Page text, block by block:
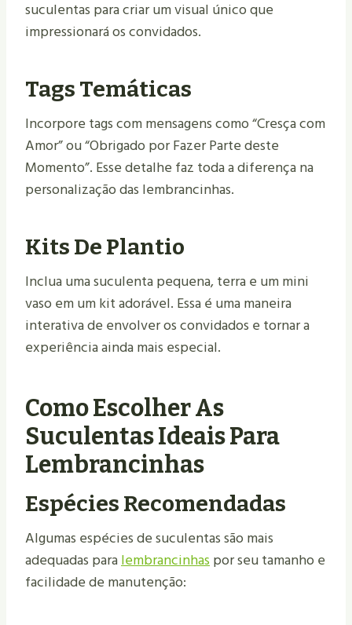
suculentas para criar um visual único que
impressionará os convidados.
Tags Temáticas
Incorpore tags com mensagens como “Cresça com
Amor” ou “Obrigado por Fazer Parte deste
Momento”. Esse detalhe faz toda a diferença na
personalização das lembrancinhas.
Kits De Plantio
Inclua uma suculenta pequena, terra e um mini
vaso em um kit adorável. Essa é uma maneira
interativa de envolver os convidados e tornar a
experiência ainda mais especial.
Como Escolher As
Suculentas Ideais Para
Lembrancinhas
Espécies Recomendadas
Algumas espécies de suculentas são mais
adequadas paralembrancinhaspor seu tamanho e
facilidade de manutenção: